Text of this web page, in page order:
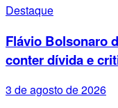
Destaque
Flávio Bolsonaro
conter dívida e
3 de agosto de 2026